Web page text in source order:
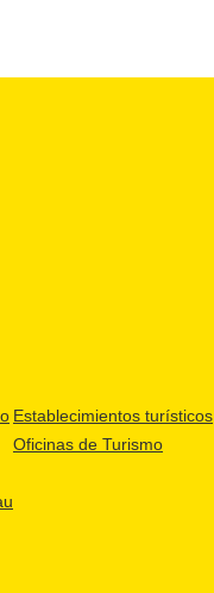
Establecimientos turísticos
Oficinas de Turismo